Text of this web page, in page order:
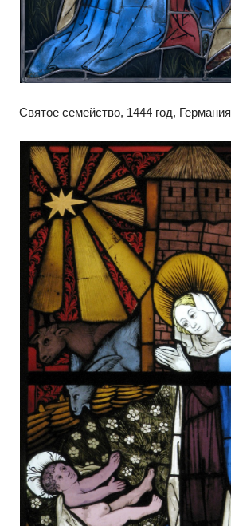
Святое семейство, 1444 год, Германия